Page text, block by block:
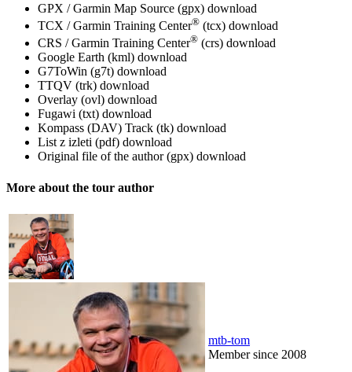
GPX / Garmin Map Source (gpx) download
TCX / Garmin Training Center® (tcx) download
CRS / Garmin Training Center® (crs) download
Google Earth (kml) download
G7ToWin (g7t) download
TTQV (trk) download
Overlay (ovl) download
Fugawi (txt) download
Kompass (DAV) Track (tk) download
List z izleti (pdf) download
Original file of the author (gpx) download
More about the tour author
mtb-tom
Member since 2008